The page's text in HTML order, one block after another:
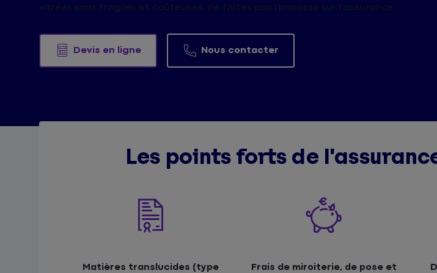
vitrées sont fragiles et coûteuses, ne faites pas l'impasse sur l'assurance.
Devis en ligne Nous contacter
Les points forts de
Matières translucides (type
Frais de miroiterie, de pose et